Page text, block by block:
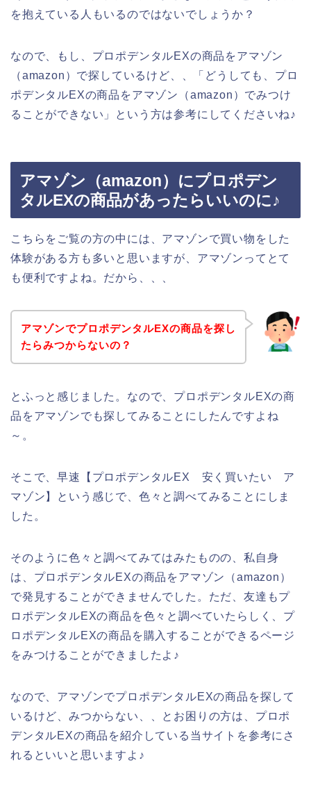
を抱えている人もいるのではないでしょうか？
なので、もし、プロポデンタルEXの商品をアマゾン
（amazon）で探しているけど、、「どうしても、プロ
ポデンタルEXの商品をアマゾン（amazon）でみつけ
ることができない」という方は参考にしてくださいね♪
アマゾン（amazon）にプロポデン
タルEXの商品があったらいいのに♪
こちらをご覧の方の中には、アマゾンで買い物をした
体験がある方も多いと思いますが、アマゾンってとて
も便利ですよね。だから、、、
アマゾンでプロポデンタルEXの商品を探し
たらみつからないの？
とふっと感じました。なので、プロポデンタルEXの商
品をアマゾンでも探してみることにしたんですよね
～。
そこで、早速【プロポデンタルEX 安く買いたい ア
マゾン】という感じで、色々と調べてみることにしま
した。
そのように色々と調べてみてはみたものの、私自身
は、プロポデンタルEXの商品をアマゾン（amazon）
で発見することができませんでした。ただ、友達もプ
ロポデンタルEXの商品を色々と調べていたらしく、プ
ロポデンタルEXの商品を購入することができるページ
をみつけることができましたよ♪
なので、アマゾンでプロポデンタルEXの商品を探して
いるけど、みつからない、、とお困りの方は、プロポ
デンタルEXの商品を紹介している当サイトを参考にさ
れるといいと思いますよ♪